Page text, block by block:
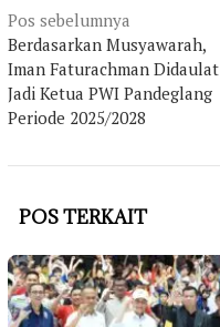
Navigasi
pos
Pos sebelumnya
Berdasarkan Musyawarah,
Iman Faturachman Didaulat
Jadi Ketua PWI Pandeglang
Periode 2025/2028
POS TERKAIT